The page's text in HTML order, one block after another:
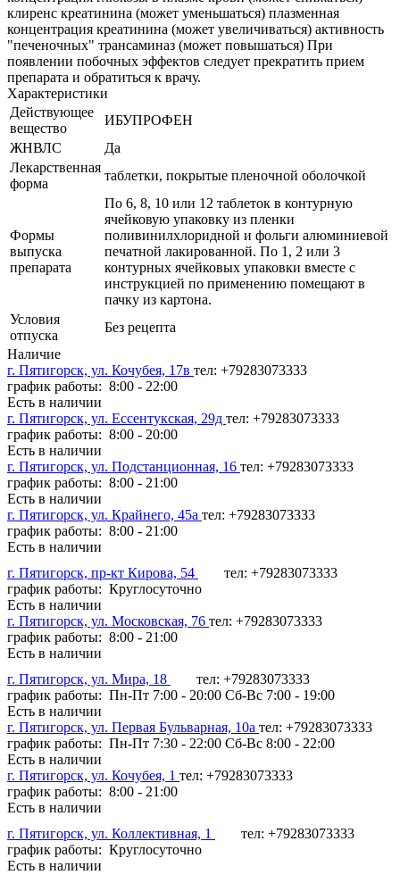
клиренс креатинина (может уменьшаться) плазменная
концентрация креатинина (может увеличиваться) активность
"печеночных" трансаминаз (может повышаться) При
появлении побочных эффектов следует прекратить прием
препарата и обратиться к врачу.
Характеристики
Действующее
вещество
ИБУПРОФЕН
ЖНВЛС
Да
Лекарственная
форма
таблетки, покрытые пленочной оболочкой
Формы
выпуска
препарата
По 6, 8, 10 или 12 таблеток в контурную
ячейковую упаковку из пленки
поливинилхлоридной и фольги алюминиевой
печатной лакированной. По 1, 2 или 3
контурных ячейковых упаковки вместе с
инструкцией по применению помещают в
пачку из картона.
Условия
отпуска
Без рецепта
Наличие
г. Пятигорск, ул. Кочубея, 17в тел: +79283073333
график работы: 8:00 - 22:00
Есть в наличии
г. Пятигорск, ул. Ессентукская, 29д тел: +79283073333
график работы: 8:00 - 20:00
Есть в наличии
г. Пятигорск, ул. Подстанционная, 16 тел: +79283073333
график работы: 8:00 - 21:00
Есть в наличии
г. Пятигорск, ул. Крайнего, 45а тел: +79283073333
график работы: 8:00 - 21:00
Есть в наличии
г. Пятигорск, пр-кт Кирова, 54
тел: +79283073333
график работы: Круглосуточно
Есть в наличии
г. Пятигорск, ул. Московская, 76 тел: +79283073333
график работы: 8:00 - 21:00
Есть в наличии
г. Пятигорск, ул. Мира, 18
тел: +79283073333
график работы: Пн-Пт 7:00 - 20:00 Сб-Вс 7:00 - 19:00
Есть в наличии
г. Пятигорск, ул. Первая Бульварная, 10а тел: +79283073333
график работы: Пн-Пт 7:30 - 22:00 Сб-Вс 8:00 - 22:00
Есть в наличии
г. Пятигорск, ул. Кочубея, 1 тел: +79283073333
график работы: 8:00 - 21:00
Есть в наличии
г. Пятигорск, ул. Коллективная, 1
тел: +79283073333
график работы: Круглосуточно
Есть в наличии